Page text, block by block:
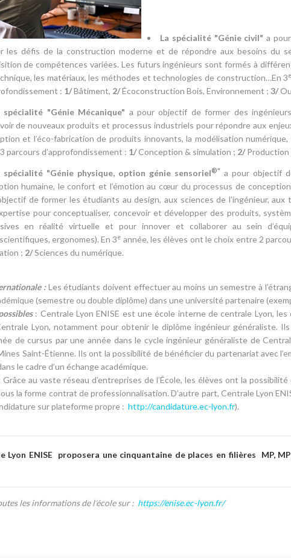
La spécialité "Génie civil" a
les défis de la construction moderne et de répondre aux besoins du
de compétences variées. Les futurs ingénieurs sont formés à
les matériaux, les méthodes et technologies de construction…En 3e
: 1/Bâtiment, 2/Écoconstruction Bois, Environnement ; 3/
spécialité "Génie Mécanique" a pour objectif de former des
de nouveaux produits et processus industriels pour répondre aux
et l’éco-fabrication de produits innovants, la modélisation numérique,
parcours d’approfondissement : 1/Conception & simulation ; 2/Production
spécialité "Génie physique, option génie sensoriel®" a pour objectif
humaine, le confort et l’émotion au cœur du processus de
de former les étudiants au design, aux sciences de l’ingénieur, aux
pour conceptualiser, concevoir et développer des produits,
en réalité virtuelle et pour innover et collaborer au sein
ergonomes). En 3e année, les élèves ont le choix entre 2
; 2/Sciences du numérique.
:Les étudiants doivent effectuer au moins un semestre à
(semestre ou double diplôme) dans une université partenaire
: Centrale Lyon ENISE est une école interne de centrale Lyon,
Lyon, notamment pour obtenir le diplôme ingénieur généraliste.
de cursus par une année dans le cycle ingénieur généraliste de
Saint-Étienne. Ils ont la possibilité de bénéficier du partenariat avec
le cadre d’un échange académique.
au vaste réseau d’entreprises de l’École, les élèves ont la
la forme contrat de professionnalisation. D’autre part, Centrale Lyon
sur plateforme propre : http://candidature.ec-lyon.fr).
Lyon ENISE proposera une cinquantaine de places en filières MP,
les informations de l’école sur : https://enise.ec-lyon.fr/